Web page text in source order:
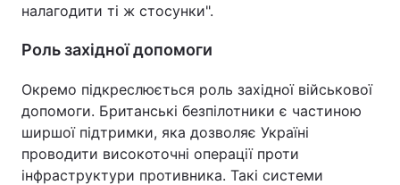
налагодити ті ж стосунки".
Роль західної допомоги
Окремо підкреслюється роль західної військової
допомоги. Британські безпілотники є частиною
ширшої підтримки, яка дозволяє Україні
проводити високоточні операції проти
інфраструктури противника. Такі системи